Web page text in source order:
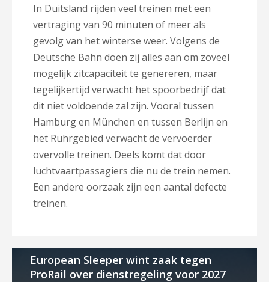
In Duitsland rijden veel treinen met een
vertraging van 90 minuten of meer als
gevolg van het winterse weer. Volgens de
Deutsche Bahn doen zij alles aan om zoveel
mogelijk zitcapaciteit te genereren, maar
tegelijkertijd verwacht het spoorbedrijf dat
dit niet voldoende zal zijn. Vooral tussen
Hamburg en München en tussen Berlijn en
het Ruhrgebied verwacht de vervoerder
overvolle treinen. Deels komt dat door
luchtvaartpassagiers die nu de trein nemen.
Een andere oorzaak zijn een aantal defecte
treinen.
European Sleeper wint zaak tegen
ProRail over dienstregeling voor 2027